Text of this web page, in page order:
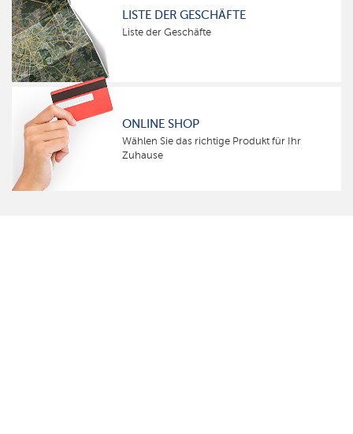
LISTE DER GESCHÄFTE
Liste der Geschäfte
ONLINE SHOP
Wählen Sie das richtige Produkt für Ihr
Zuhause